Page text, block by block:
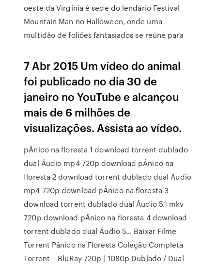
oeste da Virgínia é sede do lendário Festival
Mountain Man no Halloween, onde uma
multidão de foliões fantasiados se reúne para
7 Abr 2015 Um vídeo do animal
foi publicado no dia 30 de
janeiro no YouTube e alcançou
mais de 6 milhões de
visualizações. Assista ao vídeo.
pÂnico na floresta 1 download torrent dublado
dual Áudio mp4 720p download pÂnico na
floresta 2 download torrent dublado dual Áudio
mp4 720p download pÂnico na floresta 3
download torrent dublado dual Áudio 5.1 mkv
720p download pÂnico na floresta 4 download
torrent dublado dual Áudio 5… Baixar Filme
Torrent Pânico na Floresta Coleção Completa
Torrent – BluRay 720p | 1080p Dublado / Dual